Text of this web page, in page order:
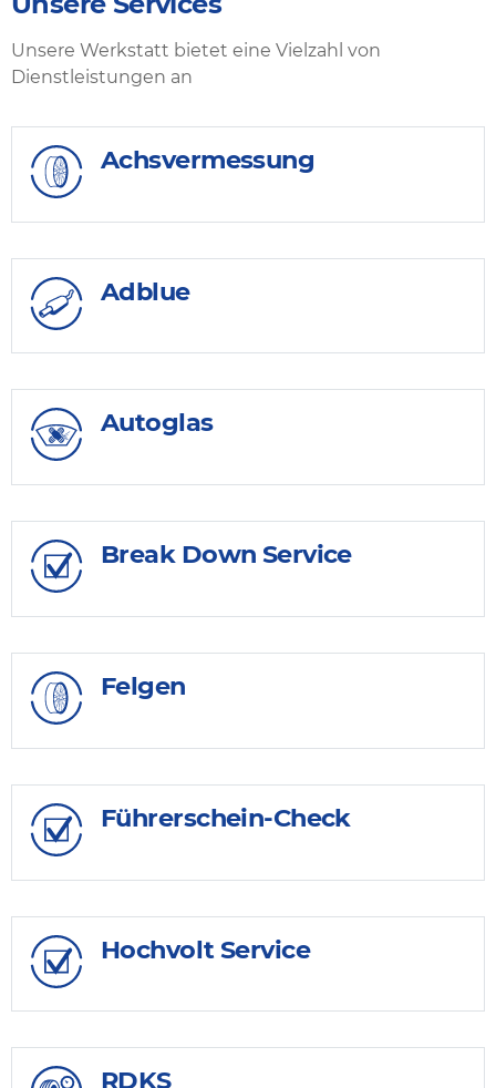
Unsere Werkstatt bietet eine Vielzahl von
Dienstleistungen an
Achsvermessung
Adblue
Autoglas
Break Down Service
Felgen
Führerschein-Check
Hochvolt Service
RDKS